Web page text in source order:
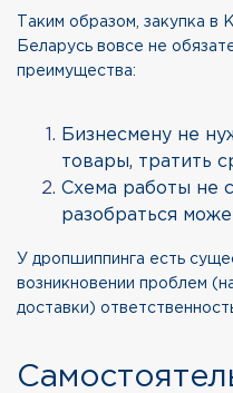
Таким образом, закупка в
Беларусь вовсе не
преимущества:
Бизнесмену не
товары, тратить
Схема работы не
разобраться
У дропшиппинга есть
возникновении проблем
доставки)